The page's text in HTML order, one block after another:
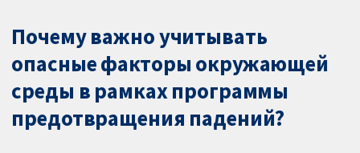
Почему важно учитывать
опасные факторы окружающей
среды в рамках программы
предотвращения падений?